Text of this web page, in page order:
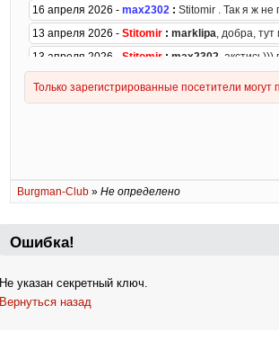
Burgman-Club» Не определено
Ошибка!
Не указан секретный ключ.
Вернуться назад